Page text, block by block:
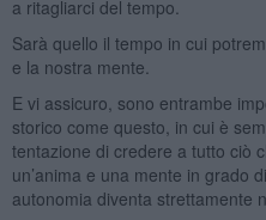
a ritagliarci del tempo.
Sarà quello il tempo in cui
e la nostra mente.
E vi assicuro, sono entrambe
storico come questo, in cui è
tentazione di credere a tutto ciò
un’anima e una mente in grado
autonomia diventa strettamente